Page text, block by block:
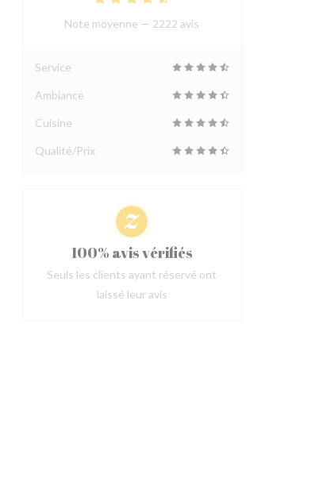
Note moyenne — 2222 avis
Service
Ambiance
Cuisine
Qualité/Prix
100% avis vérifiés
Seuls les clients ayant réservé ont
laissé leur avis